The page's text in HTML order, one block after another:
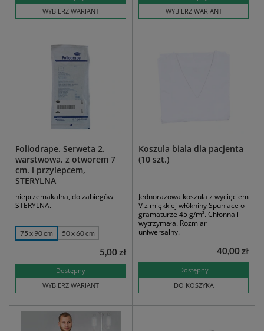
WYBIERZ WARIANT
WYBIERZ WARIANT
Foliodrape. Serweta 2.
warstwowa, z otworem 7
cm. i przylepcem,
STERYLNA
nieprzemakalna, do zabiegów
STERYLNA.
75 x 90 cm 50 x 60 cm
Dostępny
WYBIERZ WARIANT
5,00 zł
Koszula biala dla pacjenta
(10 szt.)
Jednorazowa koszula z wycięciem
V z miękkiej włókniny Spunlace o
gramaturze 45 g/m². Chłonna i
wytrzymała. Rozmiar
uniwersalny.
Dostępny
DO KOSZYKA
40,00 zł